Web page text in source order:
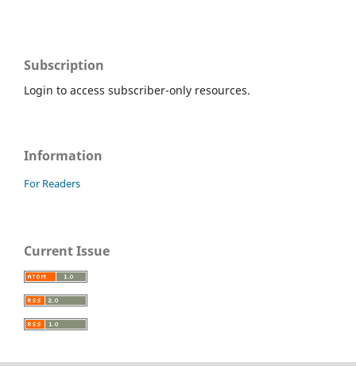
Subscription
Login to access subscriber-only resources.
Information
For Readers
Current Issue